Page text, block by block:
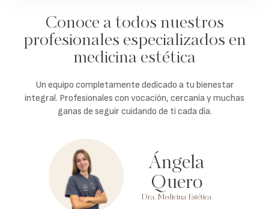
Conoce a todos nuestros
profesionales especializados en
medicina estética
Un equipo completamente dedicado a tu bienestar
integral. Profesionales con vocación, cercanía y muchas
ganas de seguir cuidando de ti cada día.
Ángela
Quero
Dra. Medicina Estética